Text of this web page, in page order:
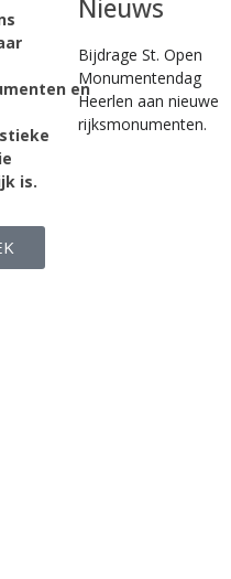
en
is.
Nieuws
Bijdrage St. Open
Monumentendag
Heerlen aan nieuwe
rijksmonumenten.